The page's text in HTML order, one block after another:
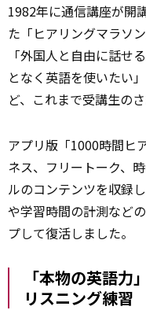
1982年に通信講座が開
た「ヒアリングマラソン
「外国人と自由に話せ
となく英語を使いたい
ど、これまで受講生の
アプリ版「1000時間ヒ
ネス、フリートーク、
ルのコンテンツを収録し
や学習時間の計測など
プして復活しました。
「本物の英語力
リスニング練習